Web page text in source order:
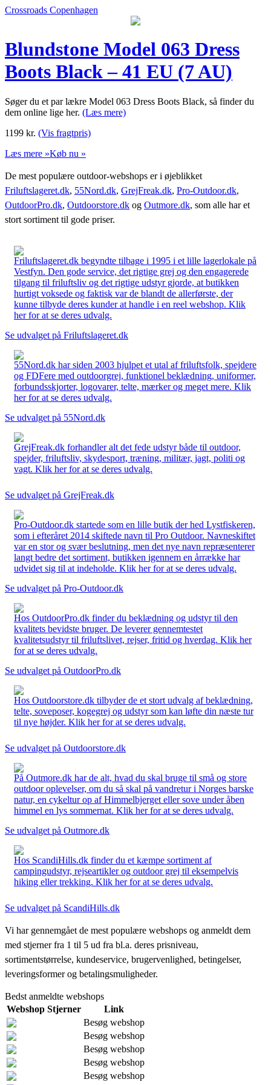
Crossroads Copenhagen
Blundstone Model 063 Dress
Boots Black – 41 EU (7 AU)
Søger du et par lækre Model 063 Dress Boots Black, så finder du
dem online lige her. (Læs mere)
1199 kr. (Vis fragtpris)
Læs mere »Køb nu »
De mest populære outdoor-webshops er i øjeblikket
Friluftslageret.dk, 55Nord.dk, GrejFreak.dk, Pro-Outdoor.dk,
OutdoorPro.dk, Outdoorstore.dk og Outmore.dk, som alle har et
stort sortiment til gode priser.
Friluftslageret.dk begyndte tilbage i 1995 i et lille lagerlokale på
Vestfyn. Den gode service, det rigtige grej og den engagerede
tilgang til friluftsliv og det rigtige udstyr gjorde, at butikken
hurtigt voksede og faktisk var de blandt de allerførste, der
kunne tilbyde deres kunder at handle i en reel webshop. Klik
her for at se deres udvalg.
Se udvalget på Friluftslageret.dk
55Nord.dk har siden 2003 hjulpet et utal af friluftsfolk, spejdere
og FDFere med outdoorgrej, funktionel beklædning, uniformer,
forbundsskjorter, logovarer, telte, mærker og meget mere. Klik
her for at se deres udvalg.
Se udvalget på 55Nord.dk
GrejFreak.dk forhandler alt det fede udstyr både til outdoor,
spejder, friluftsliv, skydesport, træning, militær, jagt, politi og
vagt. Klik her for at se deres udvalg.
Se udvalget på GrejFreak.dk
Pro-Outdoor.dk startede som en lille butik der hed Lystfiskeren,
som i efteråret 2014 skiftede navn til Pro Outdoor. Navneskiftet
var en stor og svær beslutning, men det nye navn repræsenterer
langt bedre det sortiment, butikken igennem en årrække har
udvidet sig til at indeholde. Klik her for at se deres udvalg.
Se udvalget på Pro-Outdoor.dk
Hos OutdoorPro.dk finder du beklædning og udstyr til den
kvalitets bevidste bruger. De leverer gennemtestet
kvalitetsudstyr til friluftslivet, rejser, fritid og hverdag. Klik her
for at se deres udvalg.
Se udvalget på OutdoorPro.dk
Hos Outdoorstore.dk tilbyder de et stort udvalg af beklædning,
telte, soveposer, kogegrej og udstyr som kan løfte din næste tur
til nye højder. Klik her for at se deres udvalg.
Se udvalget på Outdoorstore.dk
På Outmore.dk har de alt, hvad du skal bruge til små og store
outdoor oplevelser, om du så skal på vandretur i Norges barske
natur, en cykeltur op af Himmelbjerget eller sove under åben
himmel en lys sommernat. Klik her for at se deres udvalg.
Se udvalget på Outmore.dk
Hos ScandiHills.dk finder du et kæmpe sortiment af
campingudstyr, rejseartikler og outdoor grej til eksempelvis
hiking eller trekking. Klik her for at se deres udvalg.
Se udvalget på ScandiHills.dk
Vi har gennemgået de mest populære webshops og anmeldt dem
med stjerner fra 1 til 5 ud fra bl.a. deres prisniveau,
sortimentstørrelse, kundeservice, brugervenlighed, betingelser,
leveringsformer og betalingsmuligheder.
Bedst anmeldte webshops
Webshop Stjerner
Link
Besøg webshop
Besøg webshop
Besøg webshop
Besøg webshop
Besøg webshop